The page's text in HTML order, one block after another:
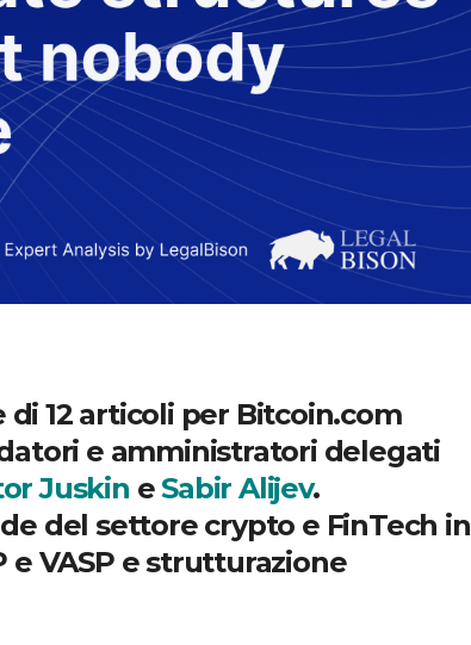
12 articoli per Bitcoin.com
e amministratori delegati
Juskin eSabir Alijev.
del settore crypto e FinTech in
e VASP e strutturazione